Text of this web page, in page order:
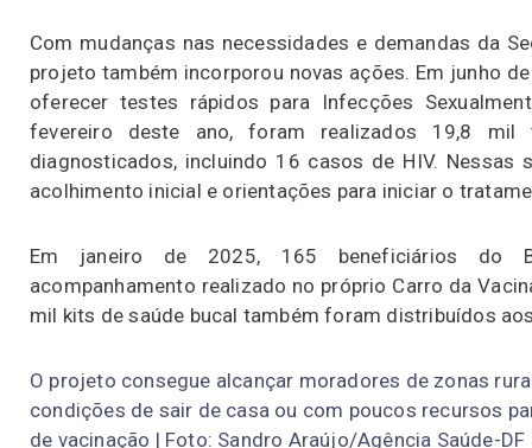
Com mudanças nas necessidades e demandas da
projeto também incorporou novas ações. Em junho
oferecer testes rápidos para Infecções
fevereiro deste ano, foram realizados 19,8 mil
diagnosticados, incluindo 16 casos de HIV. Nessas
acolhimento inicial e orientações para iniciar o
Em janeiro de 2025, 165 beneficiários do
acompanhamento realizado no próprio Carro da
mil kits de saúde bucal também foram distribuídos
O projeto consegue alcançar moradores de zonas
condições de sair de casa ou com poucos recursos
de vacinação | Foto: Sandro Araújo/Agência Saúde-DF